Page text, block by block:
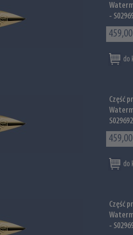
-
do
Część
do
Część
-